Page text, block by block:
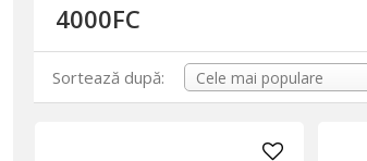
4000FC
Sortează după: